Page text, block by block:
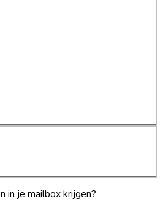
in je mailbox krijgen?